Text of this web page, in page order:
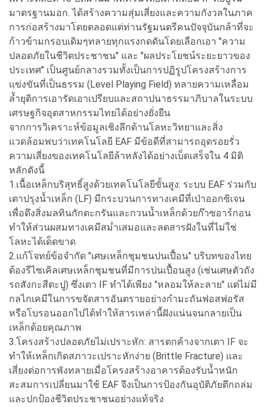
มาตรฐานมอก. ได้สร้างความสุ่มเสี่ยงและความกังวลในภาค
การก่อสร้างมาโดยตลอดแต่ท่านรัฐมนตรีคนปัจจุบันกล้าที่จะ
ก้าวข้ามกรอบเดิมๆทลายทุกแรงกดดันโดยเลือกเอา "ความ
ปลอดภัยในชีวิตประชาชน" และ "ผลประโยชน์ระยะยาวของ
ประเทศ" เป็นศูนย์กลางรวมทั้งเป็นการปฏิรูปโครงสร้างการ
แข่งขันที่เป็นธรรม (Level Playing Field) ทลายความเหลื่อม
ล้ำยุติการเอารัดเอาเปรียบและสถาปนาธรรมาภิบาลในระบบ
เศรษฐกิจอุตสาหกรรมไทยได้อย่างยั่งยืน
จากการวิเคราะห์ข้อมูลเชิงลึกด้านโลหะวิทยาและสิ่ง
แวดล้อมพบว่าเทคโนโลยี EAF มีข้อดีที่สามารถอุดรอยรั่ว
ความเสี่ยงของเทคโนโลยีล้าหลังได้อย่างเบ็ดเสร็จใน 4 มิติ
หลักดังนี้
1.เนื้อเหล็กบริสุทธิ์สูงด้วยเทคโนโลยีขั้นสูง: ระบบ EAF ร่วมกับ
เตาปรุงน้ำเหล็ก (LF) มีกระบวนการทางเคมีที่เป่าออกซิเจน
เพื่อดึงสิ่งมลทินกักตะกรันและกวนน้ำเหล็กด้วยก๊าซอาร์กอน
ทำให้ส่วนผสมทางเคมีสม่ำเสมอและลดสารฝังในที่ไม่ใช่
โลหะได้เด็ดขาด
2.แก้โจทย์ข้อจำกัด "เศษเหล็กชุมชนปนเปื้อน" บริบทของไทย
ต้องรีไซเคิลเศษเหล็กชุมชนที่มีการปนเปื้อนสูง (เช่นเศษตัวถัง
รถสังกะสีตะปู) ซึ่งเตา IF ทำได้เพียง "หลอมให้ละลาย" แต่ไม่มี
กลไกเคมีในการขจัดสารอันตรายอย่างกำมะถันฟอสฟอรัส
หรือโบรอนออกไปได้ทำให้สารเหล่านี้ฝังแน่นจนกลายเป็น
เหล็กด้อยคุณภาพ
3.โครงสร้างปลอดภัยไม่เปราะหัก: สารตกค้างจากเตา IF จะ
ทำให้เหล็กเกิดสภาวะเปราะหักง่าย (Brittle Fracture) และ
เสี่ยงต่อการพังทลายเมื่อโครงสร้างอาคารต้องรับน้ำหนัก
สะสมการเปลี่ยนมาใช้ EAF จึงเป็นการป้องกันอุบัติภัยตึกถล่ม
และปกป้องชีวิตประชาชนอย่างแท้จริง